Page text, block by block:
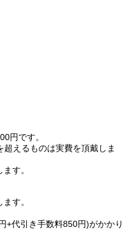
円です。
えるものは実費を頂戴しま
す。
す。
+代引き手数料850円)がかかり